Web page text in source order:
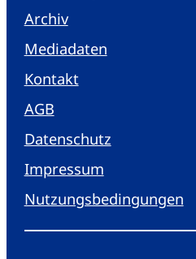
Archiv
Mediadaten
Kontakt
AGB
Datenschutz
Impressum
Nutzungsbedingungen